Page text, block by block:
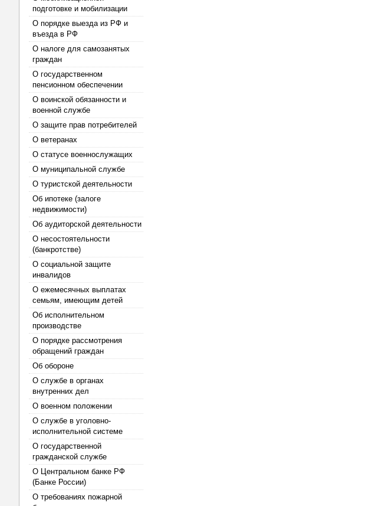
подготовке и мобилизации
О порядке выезда из РФ и
въезда в РФ
О налоге для самозанятых
граждан
О государственном
пенсионном обеспечении
О воинской обязанности и
военной службе
О защите прав потребителей
О ветеранах
О статусе военнослужащих
О муниципальной службе
О туристской деятельности
Об ипотеке (залоге
недвижимости)
Об аудиторской деятельности
О несостоятельности
(банкротстве)
О социальной защите
инвалидов
О ежемесячных выплатах
семьям, имеющим детей
Об исполнительном
производстве
О порядке рассмотрения
обращений граждан
Об обороне
О службе в органах
внутренних дел
О военном положении
О службе в уголовно-
исполнительной системе
О государственной
гражданской службе
О Центральном банке РФ
(Банке России)
О требованиях пожарной